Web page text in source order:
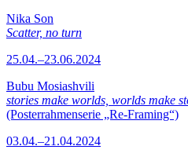
Nika Son
Scatter, no turn
25.04.–23.06.2024
Bubu Mosiashvili
stories make worlds, worlds make
(Posterrahmenserie „Re-Framing“)
03.04.–21.04.2024